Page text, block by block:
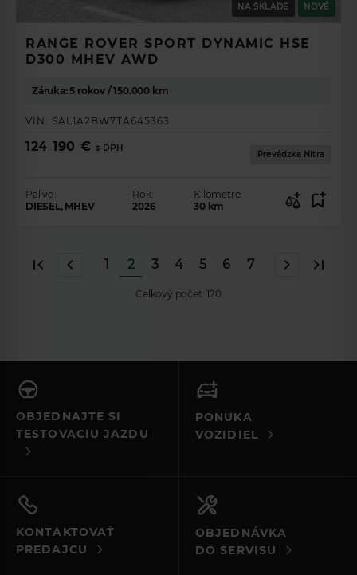
NA SKLADE NOVÉ
RANGE ROVER SPORT DYNAMIC HSE
D300 MHEV AWD
Záruka: 5 rokov / 150.000 km
VIN: SAL1A2BW7TA645363
124 190 € s DPH
Prevádzka Nitra
Palivo:
DIESEL, MHEV
Rok:
2026
Kilometre:
30 km
1 2 3 4 5 6 7
Celkový počet:120
OBJEDNAJTE SI
TESTOVACIU JAZDU
PONUKA
VOZIDIEL
KONTAKTOVAŤ
PREDAJCU
OBJEDNÁVKA
DO SERVISU